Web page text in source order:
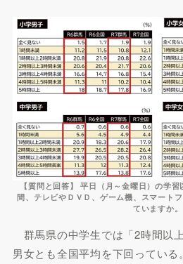
【質問と回答】 平日（月～金曜日）の学
間、 テレビやＤＶＤ、ゲーム機、スマート
ていますか。
群馬県の中学生では「2時間以
男女とも全国平均を下回ってい